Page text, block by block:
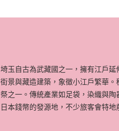
埼玉自古為武藏國之一，擁有江戶
街景與藏造建築，象徵小江戶繁華
祭之一。傳統產業如足袋，染織與
日本錢幣的發源地，不少旅客會特地